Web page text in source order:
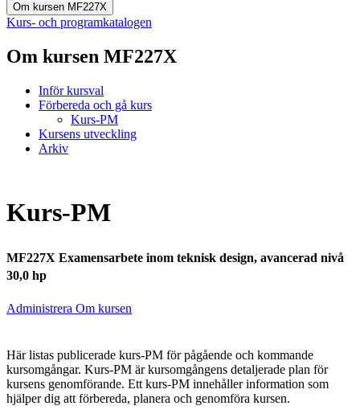
Om kursen MF227X
Kurs- och programkatalogen
Om kursen MF227X
Inför kursval
Förbereda och gå kurs
Kurs-PM
Kursens utveckling
Arkiv
Kurs-PM
MF227X Examensarbete inom teknisk design, avancerad nivå
30,0 hp
Administrera Om kursen
Här listas publicerade kurs-PM för pågående och kommande
kursomgångar. Kurs-PM är kursomgångens detaljerade plan för
kursens genomförande. Ett kurs-PM innehåller information som
hjälper dig att förbereda, planera och genomföra kursen.